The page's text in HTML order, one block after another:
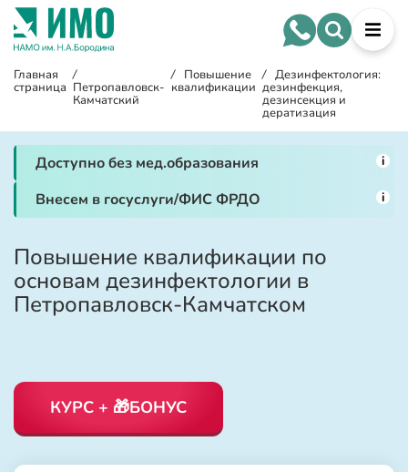
Главная
страница
/
Петропавловск-
Камчатский
/ Повышение
квалификации
/ Дезинфектология:
дезинфекция,
дезинсекция и
дератизация
Доступно без мед.образования i
Внесем в госуслуги/ФИС ФРДО i
Повышение квалификации по
основам дезинфектологии в
Петропавловск-Камчатском
КУРС + 🎁БОНУС